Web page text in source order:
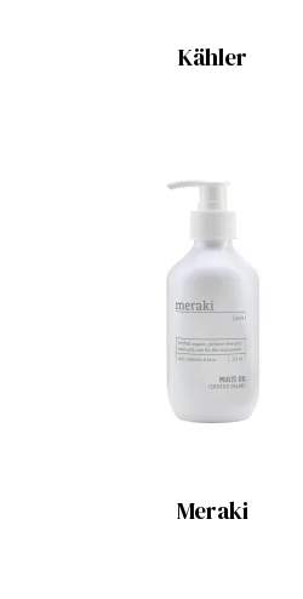
Kähler
Meraki